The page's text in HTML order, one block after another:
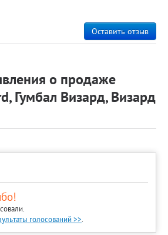
Оставить отзыв
о продаже
Гумбал Визард, Визард
голосований >>.